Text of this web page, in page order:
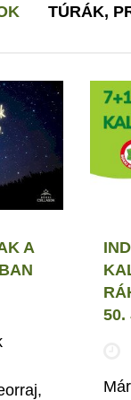
TÚRÁK,
A
50.